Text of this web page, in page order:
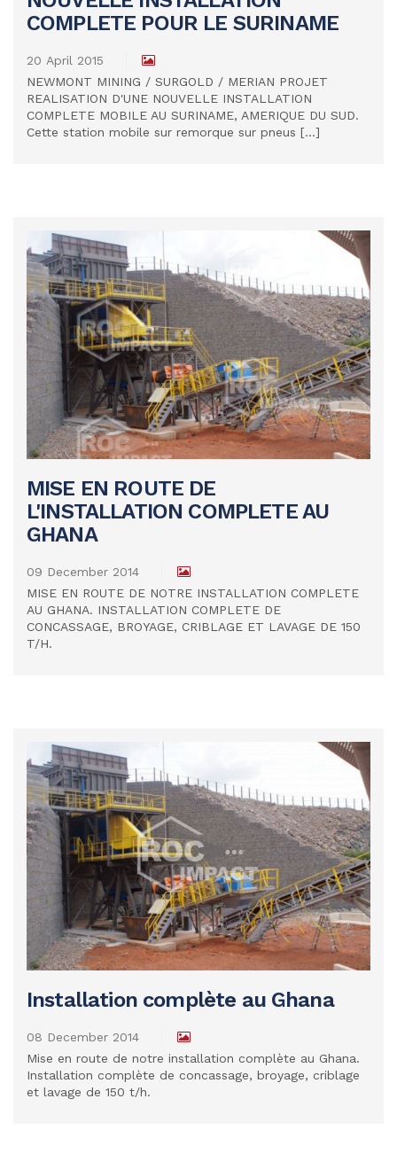
READ MORE
COMPLETE POUR LE SURINAME
20 April 2015
NEWMONT MINING / SURGOLD / MERIAN PROJET
REALISATION D'UNE NOUVELLE INSTALLATION
COMPLETE MOBILE AU SURINAME, AMERIQUE DU SUD.
Cette station mobile sur remorque sur pneus [...]
READ MORE
MISE EN ROUTE DE
L'INSTALLATION COMPLETE AU
GHANA
09 December 2014
MISE EN ROUTE DE NOTRE INSTALLATION COMPLETE
AU GHANA. INSTALLATION COMPLETE DE
CONCASSAGE, BROYAGE, CRIBLAGE ET LAVAGE DE 150
T/H.
READ MORE
Installation complète au Ghana
08 December 2014
Mise en route de notre installation complète au Ghana.
Installation complète de concassage, broyage, criblage
et lavage de 150 t/h.